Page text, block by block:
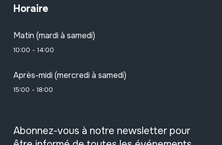
Horaire
Matin (mardi à samedi)
10:00 - 14:00
Après-midi (mercredi à samedi)
15:00 - 18:00
Abonnez-vous à notre newsletter pour